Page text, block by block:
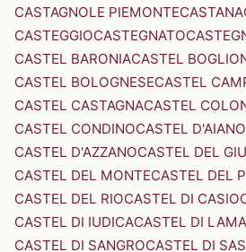
CASTAGNOLE PIEMONTECASTANA
CASTEGGIOCASTEGNATO
CASTEL BARONIACASTEL
CASTEL BOLOGNESECASTEL
CASTEL CASTAGNACASTEL
CASTEL CONDINOCASTEL D'AIANO
CASTEL D'AZZANOCASTEL DEL
CASTEL DEL MONTECASTEL DEL
CASTEL DEL RIOCASTEL DI CASIO
CASTEL DI IUDICACASTEL DI LAMA
CASTEL DI SANGROCASTEL DI